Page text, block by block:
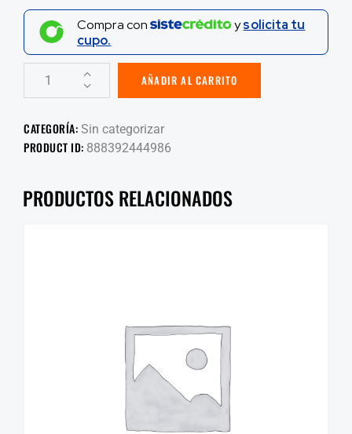
Compra con ysolicita tu
cupo.
AÑADIR AL CARRITO
CATEGORÍA: Sin categorizar
PRODUCT ID: 888392444986
PRODUCTOS RELACIONADOS